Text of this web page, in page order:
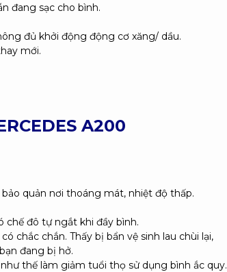
đang sạc cho bình.
đủ khởi động động cơ xăng/ dầu.
mới.
A200
quản nơi thoáng mát, nhiệt độ thấp.
chế đô tự ngắt khi đầy bình.
chắc chắn. Thấy bị bẩn vệ sinh lau chùi lại,
đang bị hở.
thế làm giảm tuổi thọ sử dụng bình ắc quy.